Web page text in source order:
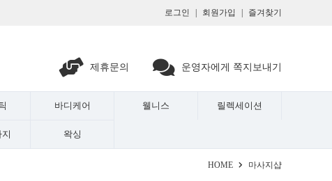
로그인 회원가입 즐겨찾기
제휴문의 운영자에게 쪽지보내기
바디케어 웰니스 릴렉세이션
왁싱
HOME 마사지샵